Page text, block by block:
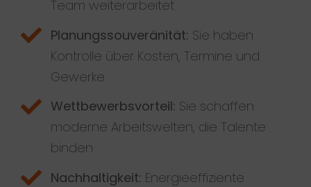
Team weiterarbeitet
Planungssouveränität: Sie haben
Kontrolle über Kosten, Termine und
Gewerke
Wettbewerbsvorteil: Sie schaffen
moderne Arbeitswelten, die Talente
binden
Nachhaltigkeit: Energieeffiziente